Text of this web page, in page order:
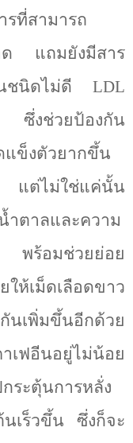
รที่สามารถ
ด แถมยังมีสาร
นชนิดไม่ดี LDL
ซึ่งช่วยป้องกัน
แข็งตัวยากขึ้น
แต่ไม่ใช่แค่นั้น
ำตาลและความ
พร้อมช่วยย่อย
ห้เม็ดเลือดขาว
นเพิ่มขึ้นอีกด้วย
เฟอีนอยู่ไม่น้อย
ระตุ้นการหลั่ง
นเร็วขึ้น ซึ่งก็จะ